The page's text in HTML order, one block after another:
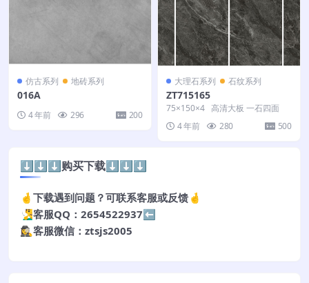
仿古系列 地砖系列
016A
4 年前 296 200
大理石系列 石纹系列
ZT715165
75×150×4 高清大板 一石四面
4 年前
280 500
⬇️⬇️⬇️购买下载⬇️⬇️⬇️
🤞下载遇到问题？可联系客服或反馈🤞
🧏‍♂️客服QQ：2654522937⬅️
🕵️‍♀️客服微信：ztsjs2005